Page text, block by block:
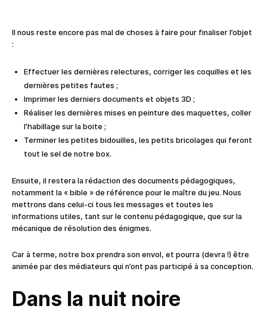
Il nous reste encore pas mal de choses à faire pour finaliser l’objet
:
Effectuer les dernières relectures, corriger les coquilles et les
dernières petites fautes ;
Imprimer les derniers documents et objets 3D ;
Réaliser les dernières mises en peinture des maquettes, coller
l’habillage sur la boite ;
Terminer les petites bidouilles, les petits bricolages qui feront
tout le sel de notre box.
Ensuite, il restera la rédaction des documents pédagogiques,
notamment la « bible » de référence pour le maître du jeu. Nous
mettrons dans celui-ci tous les messages et toutes les
informations utiles, tant sur le contenu pédagogique, que sur la
mécanique de résolution des énigmes.
Car à terme, notre box prendra son envol, et pourra (devra !) être
animée par des médiateurs qui n’ont pas participé à sa conception.
Dans la nuit noire